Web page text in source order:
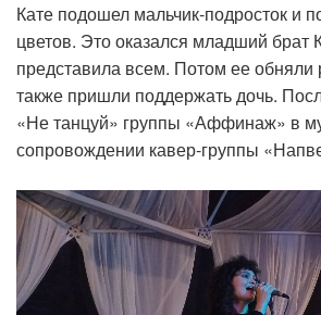
Кате подошел мальчик-подросток и
цветов. Это оказался младший брат
представила всем. Потом ее обняли
также пришли поддержать дочь.
«Не танцуй» группы «Аффинаж» в
сопровождении кавер-группы